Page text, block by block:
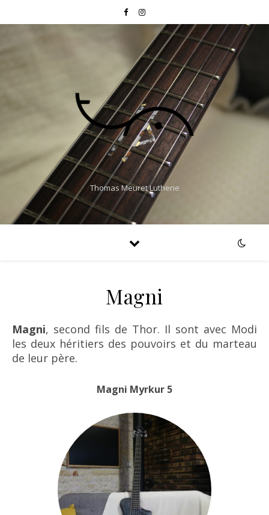
Thomas Meuret Lutherie
Magni
Magni, second fils de Thor. Il sont avec Modi
les deux héritiers des pouvoirs et du marteau
de leur père.
Magni Myrkur 5